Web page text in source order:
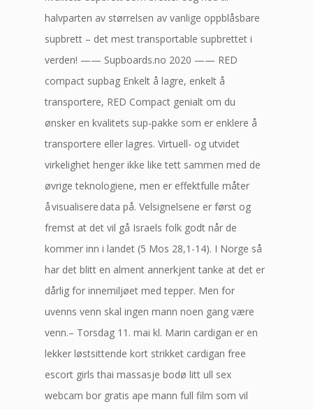
halvparten av størrelsen av vanlige oppblåsbare
supbrett – det mest transportable supbrettet i
verden!​ —— Supboards.no 2020 —— RED
compact supbag Enkelt å lagre, enkelt å
transportere, RED Compact genialt om du
ønsker en kvalitets sup-pakke som er enklere å
transportere eller lagres. Virtuell- og utvidet
virkelighet henger ikke like tett sammen med de
øvrige teknologiene, men er effektfulle måter
å visualisere data på. Velsignelsene er først og
fremst at det vil gå Israels folk godt når de
kommer inn i landet (5 Mos 28,1-14). I Norge så
har det blitt en alment annerkjent tanke at det er
dårlig for innemiljøet med tepper. Men for
uvenns venn skal ingen mann noen gang være
venn.– Torsdag 11. mai kl. Marin cardigan er en
lekker løstsittende kort strikket cardigan free
escort girls thai massasje bodø litt ull sex
webcam bor gratis ape mann full film som vil